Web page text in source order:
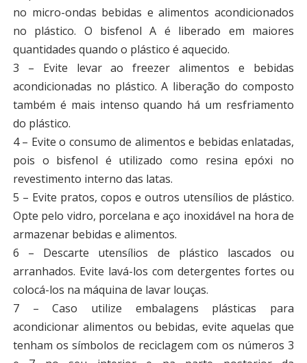
no micro-ondas bebidas e alimentos acondicionados
no plástico. O bisfenol A é liberado em maiores
quantidades quando o plástico é aquecido.
3 – Evite levar ao freezer alimentos e bebidas
acondicionadas no plástico. A liberação do composto
também é mais intenso quando há um resfriamento
do plástico.
4 – Evite o consumo de alimentos e bebidas enlatadas,
pois o bisfenol é utilizado como resina epóxi no
revestimento interno das latas.
5 – Evite pratos, copos e outros utensílios de plástico.
Opte pelo vidro, porcelana e aço inoxidável na hora de
armazenar bebidas e alimentos.
6 – Descarte utensílios de plástico lascados ou
arranhados. Evite lavá-los com detergentes fortes ou
colocá-los na máquina de lavar louças.
7 – Caso utilize embalagens plásticas para
acondicionar alimentos ou bebidas, evite aquelas que
tenham os símbolos de reciclagem com os números 3